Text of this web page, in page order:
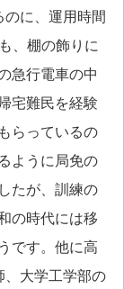
に、運用時間
、棚の飾りに
急行電車の中
宅難民を経験
らっているの
ように局免の
たが、訓練の
の時代には移
です。他に高
、大学工学部の